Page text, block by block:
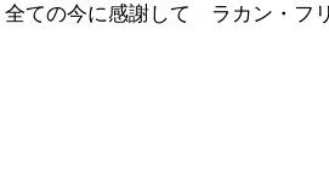
ての今に感謝して ラカン・フ